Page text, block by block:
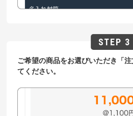
ご希望の商品をお選びいただき「
てください。